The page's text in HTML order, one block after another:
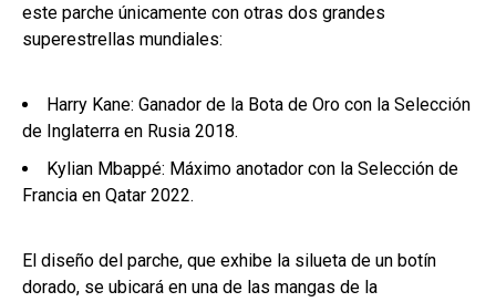
este parche únicamente con otras dos grandes
superestrellas mundiales:
Harry Kane: Ganador de la Bota de Oro con la Selección
de Inglaterra en Rusia 2018.
Kylian Mbappé: Máximo anotador con la Selección de
Francia en Qatar 2022.
El diseño del parche, que exhibe la silueta de un botín
dorado, se ubicará en una de las mangas de la